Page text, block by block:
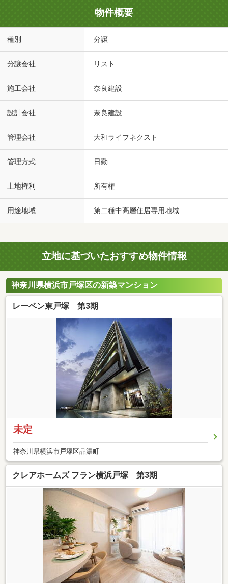
物件概要
種別 分譲
分譲会社 リスト
施工会社 奈良建設
設計会社 奈良建設
管理会社 大和ライフネクスト
管理方式 日勤
土地権利 所有権
用途地域 第二種中高層住居専用地域
立地に基づいたおすすめ物件情報
神奈川県横浜市戸塚区の新築マンション
レーベン東戸塚 第3期
未定
神奈川県横浜市戸塚区品濃町
クレアホームズ フラン横浜戸塚 第3期